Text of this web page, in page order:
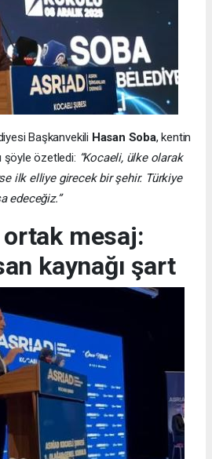
Başkanvekili Hasan Soba, kentin
şöyle özetledi: “Kocaeli, ülke olarak
ilk elliye girecek bir şehir. Türkiye
edeceğiz.”
mesaj:
kaynağı şart